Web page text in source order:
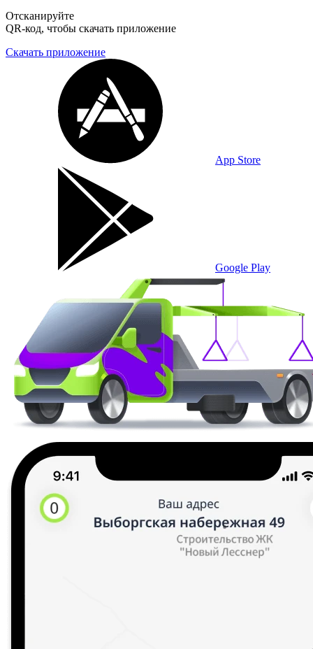
Отсканируйте
QR-код, чтобы скачать приложение
Скачать приложение
App Store
Google Play